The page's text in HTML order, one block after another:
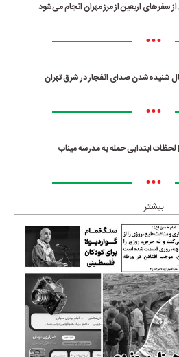
سفرهای اربعین از مرز مهران انجام می‌شود
•••
شنیده‌شدن صدای انفجار در شرق تهران
•••
لحظات ابتدایی حمله به مدرسه میناب
•••
بیشتر